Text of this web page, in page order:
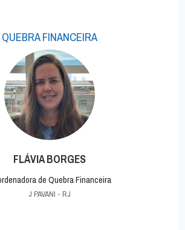
QUEBRA FINANCEIRA
FLÁVIA BORGES
de Quebra Financeira
J PAVANI - RJ